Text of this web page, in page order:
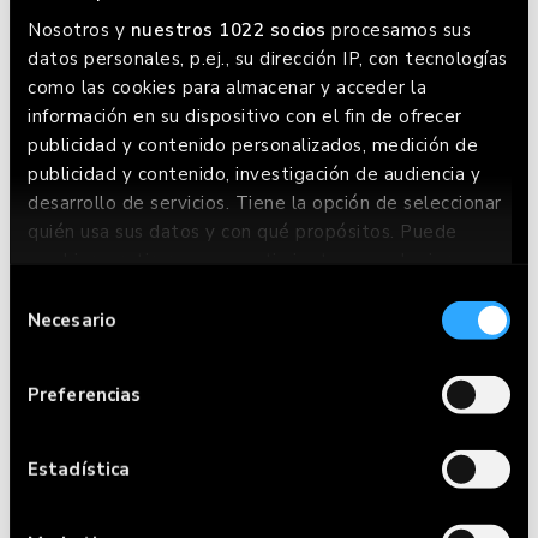
Nosotros y nuestros 1022 socios procesamos sus
datos personales, p.ej., su dirección IP, con tecnologías
como las cookies para almacenar y acceder la
información en su dispositivo con el fin de ofrecer
publicidad y contenido personalizados, medición de
publicidad y contenido, investigación de audiencia y
desarrollo de servicios. Tiene la opción de seleccionar
quién usa sus datos y con qué propósitos. Puede
cambiar o retirar su consentimiento en cualquier
en el Menú de consentimiento.
Recopilar información sobre su ubicación
varios metros
deNecesario
Preferencias
Estadística